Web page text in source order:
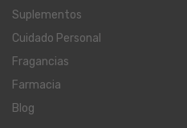
Suplementos
Cuidado Personal
Fragancias
Farmacia
Blog